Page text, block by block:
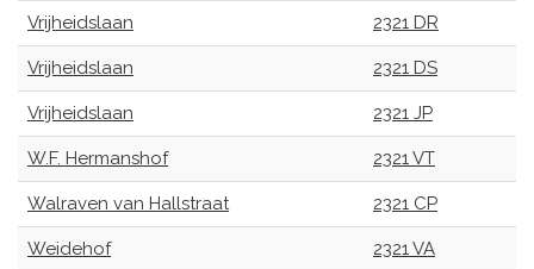
Vrijheidslaan 2321 DR
Vrijheidslaan 2321 DS
Vrijheidslaan 2321 JP
W.F. Hermanshof 2321 VT
Walraven van Hallstraat 2321 CP
Weidehof 2321 VA